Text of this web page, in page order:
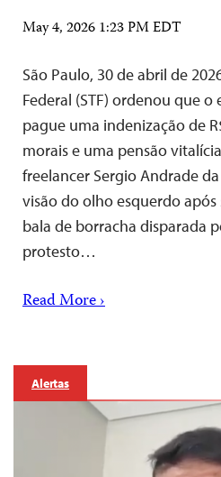
May 4, 2026 1:23 PM EDT
São Paulo, 30 de abril de
Federal (STF) ordenou que o
pague uma indenização de
morais e uma pensão
freelancer Sergio Andrade
visão do olho esquerdo
bala de borracha disparada
protesto…
Read More ›
Alertas